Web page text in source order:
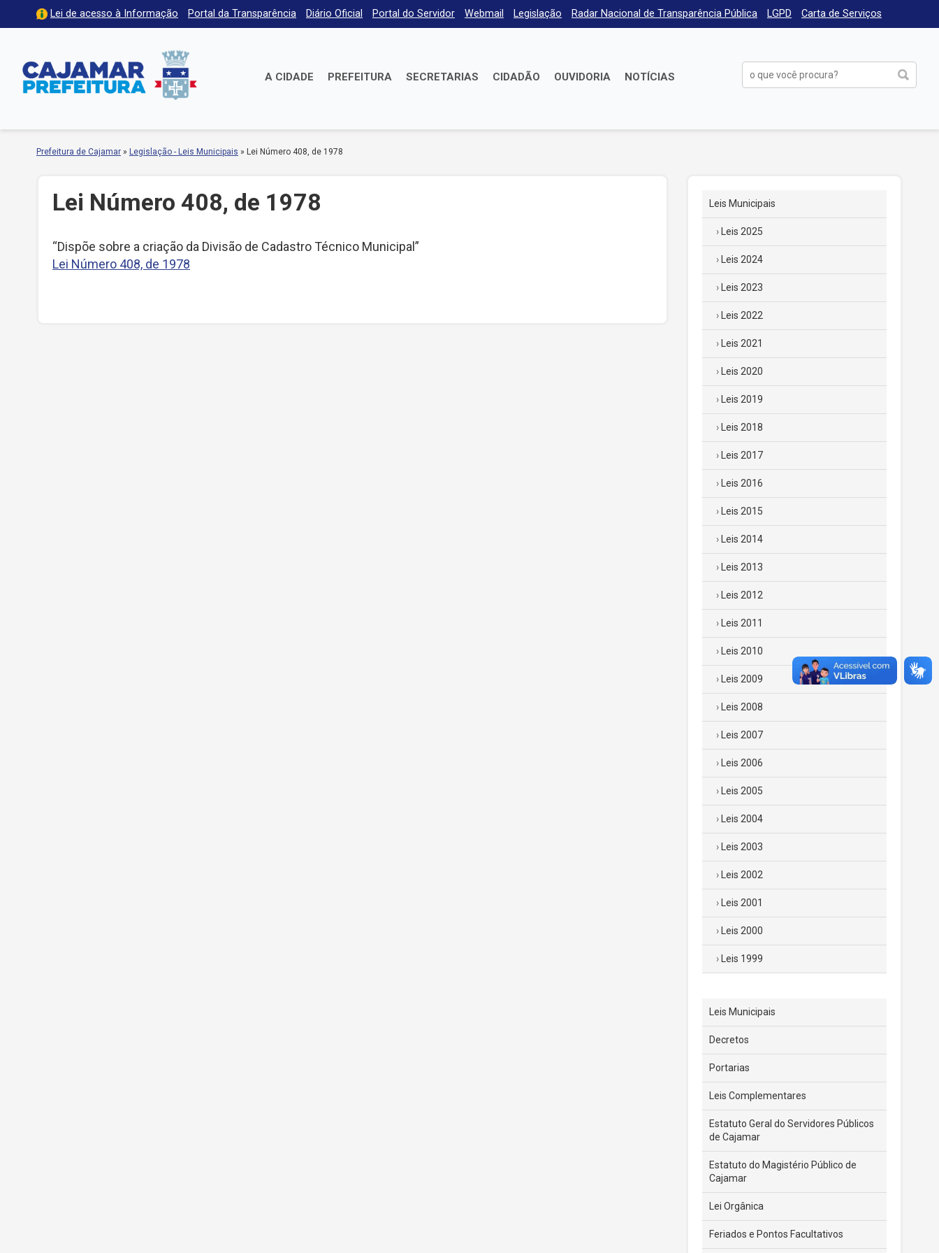
Lei de acesso à Informação Portal da Transparência Diário Oficial Portal do Servidor Webmail Legislação Radar Nacional de Transparência Pública LGPD Carta de Serviços
A CIDADE PREFEITURA SECRETARIAS CIDADÃO OUVIDORIA NOTÍCIAS
Prefeitura de Cajamar » Legislação - Leis Municipais » Lei Número 408, de 1978
Lei Número 408, de 1978
“Dispõe sobre a criação da Divisão de Cadastro Técnico Municipal”
Lei Número 408, de 1978
Leis Municipais
Leis 2025
Leis 2024
Leis 2023
Leis 2022
Leis 2021
Leis 2020
Leis 2019
Leis 2018
Leis 2017
Leis 2016
Leis 2015
Leis 2014
Leis 2013
Leis 2012
Leis 2011
Leis 2010
Leis 2009
Leis 2008
Leis 2007
Leis 2006
Leis 2005
Leis 2004
Leis 2003
Leis 2002
Leis 2001
Leis 2000
Leis 1999
Leis Municipais
Decretos
Portarias
Leis Complementares
Estatuto Geral do Servidores Públicos
de Cajamar
Estatuto do Magistério Público de
Cajamar
Lei Orgânica
Feriados e Pontos Facultativos